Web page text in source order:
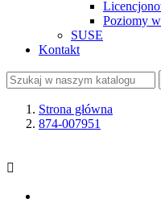
Poziomy
SUSE
Kontakt
Strona główna
874-007951
